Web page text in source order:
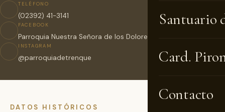
Santuario
Card.
Contacto
TELÉFONO
(02392) 41-3141
FACEBOOK
Parroquia Nuestra Señora de los Dolores Trenque Lauquen
INSTAGRAM
@parroquiadetrenque
DATOS HISTÓRICOS